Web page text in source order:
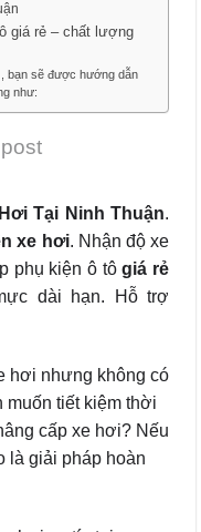
giá rẻ – chất lượng
bạn sẽ được hướng dẫn
như:
Tại Ninh Thuận.
xe hơi. Nhận độ xe
phụ kiện ô tôgiá rẻ
dài hạn. Hỗ trợ
hơi nhưng không có
muốn tiết kiệm thời
cấp xe hơi? Nếu
là giải pháp hoàn